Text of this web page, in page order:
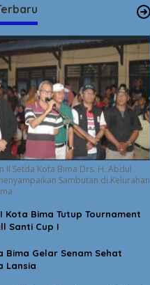
II Setda Kota Bima Drs. H. Abdul
Sambutan di Kelurahan
Kota Bima Tutup Tournament
Santi Cup I
Bima Gelar Senam Sehat
Lansia